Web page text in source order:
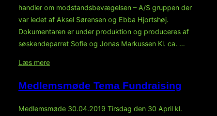
handler om modstandsbevægelsen – A/S gruppen der
var ledet af Aksel Sørensen og Ebba Hjortshøj.
Dokumentaren er under produktion og produceres af
søskendeparret Sofie og Jonas Markussen Kl. ca. …
Læs mere“Årsmøde
Kulturelt
2020”
Medlemsmøde Tema Fundraising
Medlemsmøde 30.04.2019 Tirsdag den 30 April kl.